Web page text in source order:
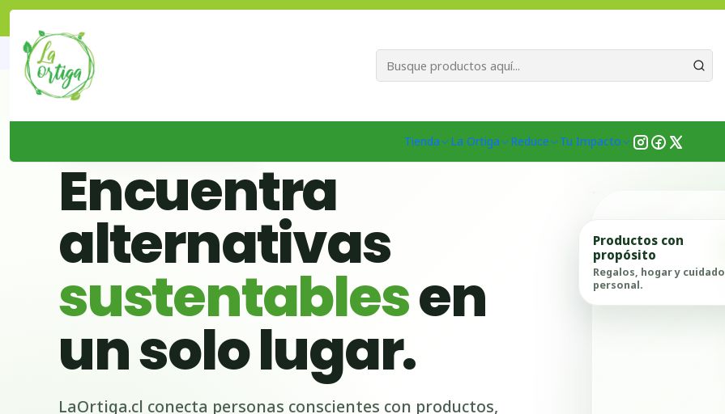
Tienda La Ortiga Reduce Tu Impacto
Inicio Tienda Productos Belleza Facial Aceites faciales
Encuentra
alternativas
sustentablesen
un solo lugar.
LaOrtiga.cl conecta personas conscientes con productos,
Productos con
propósito
Regalos, hogar y cuidado
personal.